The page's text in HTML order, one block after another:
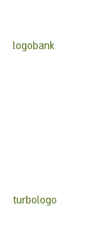
logobank
turbologo